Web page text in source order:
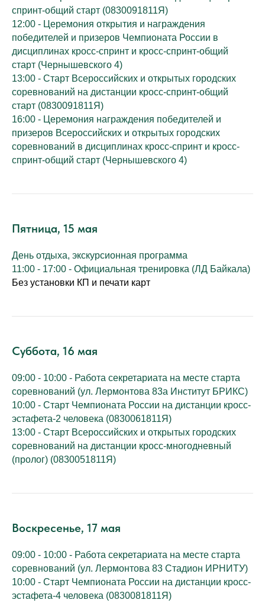
спринт-общий старт (0830091811Я)
12:00 - Церемония открытия и награждения
победителей и призеров Чемпионата России в
дисциплинах кросс-спринт и кросс-спринт-общий
старт (Чернышевского 4)
13:00 - Старт Всероссийских и открытых городских
соревнований на дистанции кросс-спринт-общий
старт (0830091811Я)
16:00 - Церемония награждения победителей и
призеров Всероссийских и открытых городских
соревнований в дисциплинах кросс-спринт и кросс-
спринт-общий старт (Чернышевского 4)
Пятница, 15 мая
День отдыха, экскурсионная программа
11:00 - 17:00 - Официальная тренировка (ЛД Байкала)
Без установки КП и печати карт
Суббота, 16 мая
09:00 - 10:00 - Работа секретариата на месте старта
соревнований (ул. Лермонтова 83а Институт БРИКС)
10:00 - Старт Чемпионата России на дистанции кросс-
эстафета-2 человека (0830061811Я)
13:00 - Старт Всероссийских и открытых городских
соревнований на дистанции кросс-многодневный
(пролог) (0830051811Я)
Воскресенье, 17 мая
09:00 - 10:00 - Работа секретариата на месте старта
соревнований (​ул. Лермонтова 83 Стадион ИРНИТУ)
10:00 - Старт Чемпионата России на дистанции кросс-
эстафета-4 человека (0830081811Я)